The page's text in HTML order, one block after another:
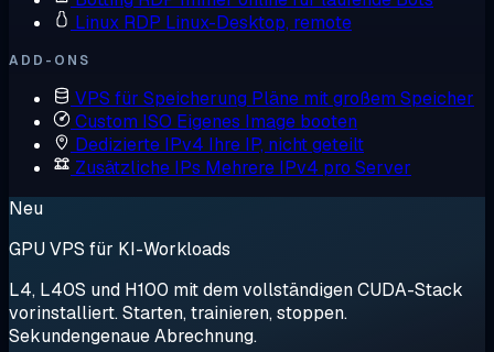
Linux RDP Linux-Desktop, remote
ADD-ONS
VPS für Speicherung Pläne mit großem Speicher
Custom ISO Eigenes Image booten
Dedizierte IPv4 Ihre IP, nicht geteilt
Zusätzliche IPs Mehrere IPv4 pro Server
Neu
GPU VPS für KI-Workloads
L4, L40S und H100 mit dem vollständigen CUDA-Stack
vorinstalliert. Starten, trainieren, stoppen.
Sekundengenaue Abrechnung.